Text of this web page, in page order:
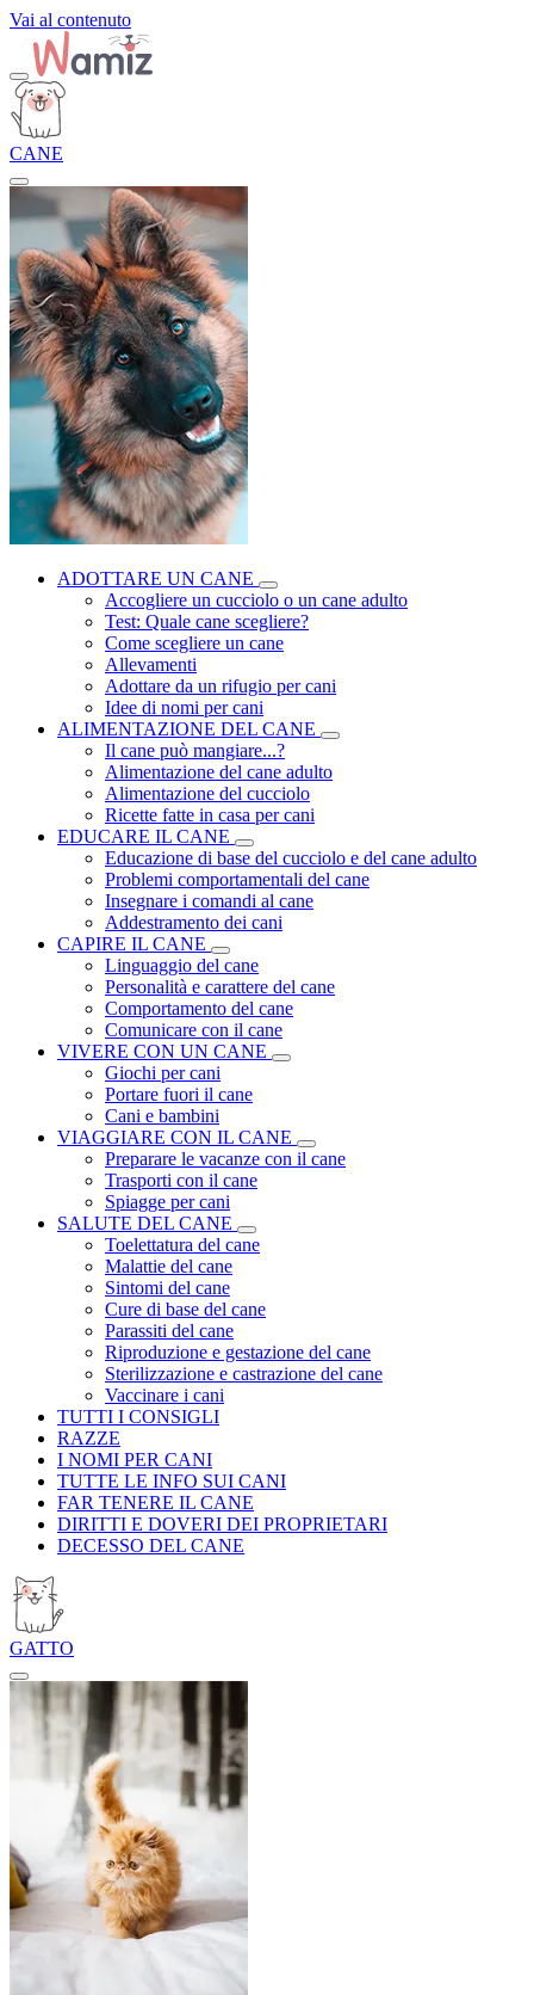
Vai al contenuto
CANE
ADOTTARE UN CANE
Accogliere un cucciolo o un cane adulto
Test: Quale cane scegliere?
Come scegliere un cane
Allevamenti
Adottare da un rifugio per cani
Idee di nomi per cani
ALIMENTAZIONE DEL CANE
Il cane può mangiare...?
Alimentazione del cane adulto
Alimentazione del cucciolo
Ricette fatte in casa per cani
EDUCARE IL CANE
Educazione di base del cucciolo e del cane adulto
Problemi comportamentali del cane
Insegnare i comandi al cane
Addestramento dei cani
CAPIRE IL CANE
Linguaggio del cane
Personalità e carattere del cane
Comportamento del cane
Comunicare con il cane
VIVERE CON UN CANE
Giochi per cani
Portare fuori il cane
Cani e bambini
VIAGGIARE CON IL CANE
Preparare le vacanze con il cane
Trasporti con il cane
Spiagge per cani
SALUTE DEL CANE
Toelettatura del cane
Malattie del cane
Sintomi del cane
Cure di base del cane
Parassiti del cane
Riproduzione e gestazione del cane
Sterilizzazione e castrazione del cane
Vaccinare i cani
TUTTI I CONSIGLI
RAZZE
I NOMI PER CANI
TUTTE LE INFO SUI CANI
FAR TENERE IL CANE
DIRITTI E DOVERI DEI PROPRIETARI
DECESSO DEL CANE
GATTO